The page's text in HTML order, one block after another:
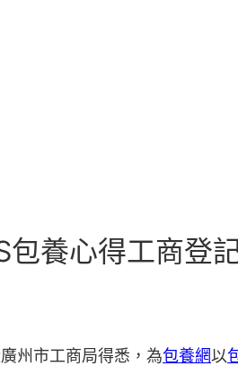
養心得工商登
州市工商局得悉，為包養網以